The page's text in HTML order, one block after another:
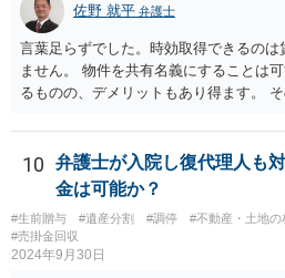
佐野 就平 弁護士
言葉足らずでした。時効取得できるのは
ません。 物件を共有名義にすることは
るものの、デメリットもあり得ます。
10
弁護士が入院し復代理人も
金は可能か？
#生前贈与 #遺産分割 #調停 #不動産・土地の
#売掛金回収
2024年9月30日